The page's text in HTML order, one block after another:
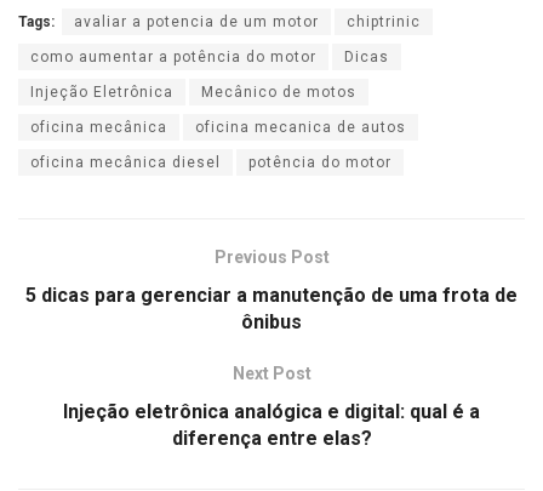
Tags: avaliar a potencia de um motor chiptrinic
como aumentar a potência do motor Dicas
Injeção Eletrônica Mecânico de motos
oficina mecânica oficina mecanica de autos
oficina mecânica diesel potência do motor
Previous Post
5 dicas para gerenciar a manutenção de uma frota de
ônibus
Next Post
Injeção eletrônica analógica e digital: qual é a
diferença entre elas?